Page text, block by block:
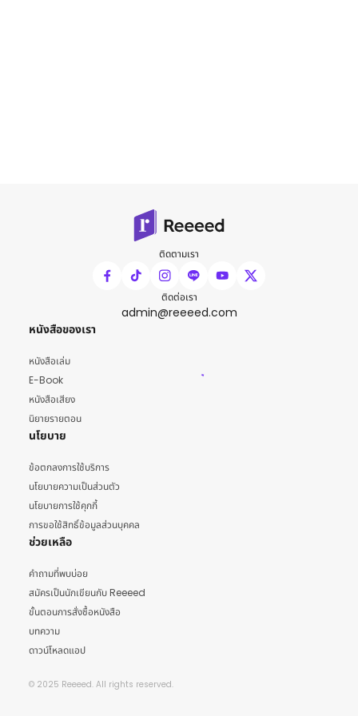
ติดตามเรา
ติดต่อเรา
admin@reeeed.com
หนังสือของเรา
หนังสือเล่ม
E-Book
หนังสือเสียง
นิยายรายตอน
นโยบาย
ข้อตกลงการใช้บริการ
นโยบายความเป็นส่วนตัว
นโยบายการใช้คุกกี้
การขอใช้สิทธิ์ข้อมูลส่วนบุคคล
ช่วยเหลือ
คำถามที่พบบ่อย
สมัครเป็นนักเขียนกับ Reeeed
ขั้นตอนการสั่งซื้อหนังสือ
บทความ
ดาวน์โหลดแอป
© 2025 Reeeed. All rights reserved.